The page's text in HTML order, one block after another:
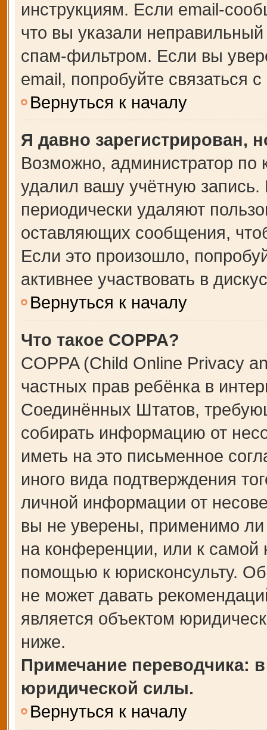
инструкциям. Если email-
что вы указали
спам-фильтром. Если вы
email, попробуйте связаться
Вернуться к началу
Я давно зарегистрирован,
Возможно, администратор по
удалил вашу учётную
периодически удаляют
оставляющих сообщения,
Если это произошло,
активнее участвовать в
Вернуться к началу
Что такое COPPA?
COPPA (Child Online Privacy
частных прав ребёнка в
Соединённых Штатов,
собирать информацию от
иметь на это письменное
иного вида подтверждения
личной информации от
вы не уверены, применимо ли
на конференции, или к самой
помощью к юрисконсульту.
не может давать
является объектом
ниже.
Примечание переводчика:
юридической силы.
Вернуться к началу